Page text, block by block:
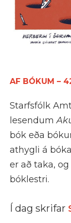
AF BÓKUM –
Starfsfólk
lesendum
bók eða
athygli á
er að taka,
bóklestri.
Í dag skrifar